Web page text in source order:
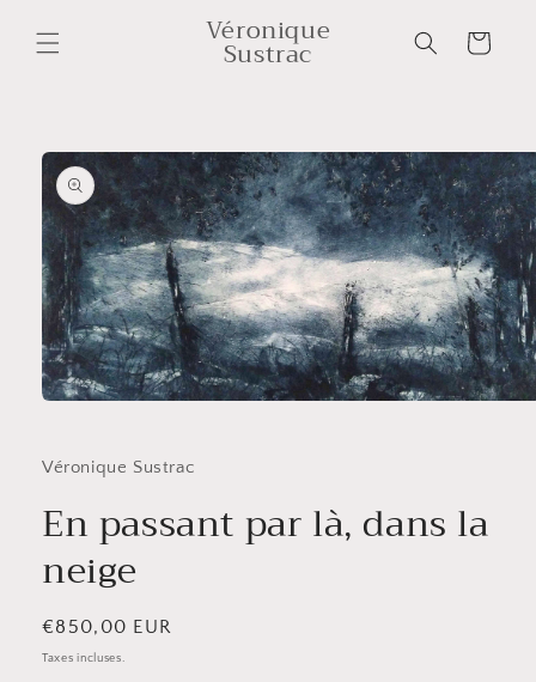
au
Véronique
Sustrac Panier
Passer aux
informations
produits
1
fenêtre
modale
Véronique Sustrac
En passant par là, dans la
neige
Prix
habituel
€850,00 EUR
Taxes incluses.